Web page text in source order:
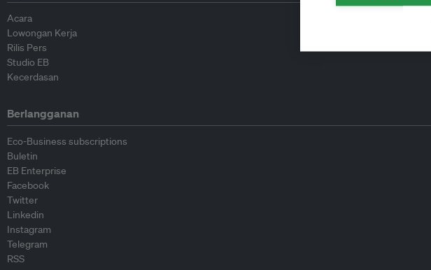
Acara
Lowongan Kerja
Rilis Pers
Studio EB
Kecerdasan
Berlangganan
Eco-Business subscriptions
Buletin
EB Enterprise
Facebook
Twitter
Linkedin
Instagram
Telegram
RSS